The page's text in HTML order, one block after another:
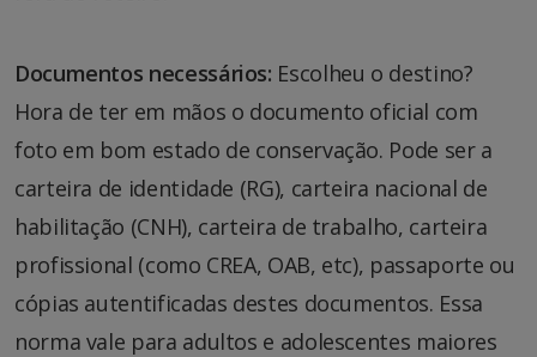
Documentos necessários: Escolheu o destino?
Hora de ter em mãos o documento oficial com
foto em bom estado de conservação. Pode ser a
carteira de identidade (RG), carteira nacional de
habilitação (CNH), carteira de trabalho, carteira
profissional (como CREA, OAB, etc), passaporte ou
cópias autentificadas destes documentos. Essa
norma vale para adultos e adolescentes maiores